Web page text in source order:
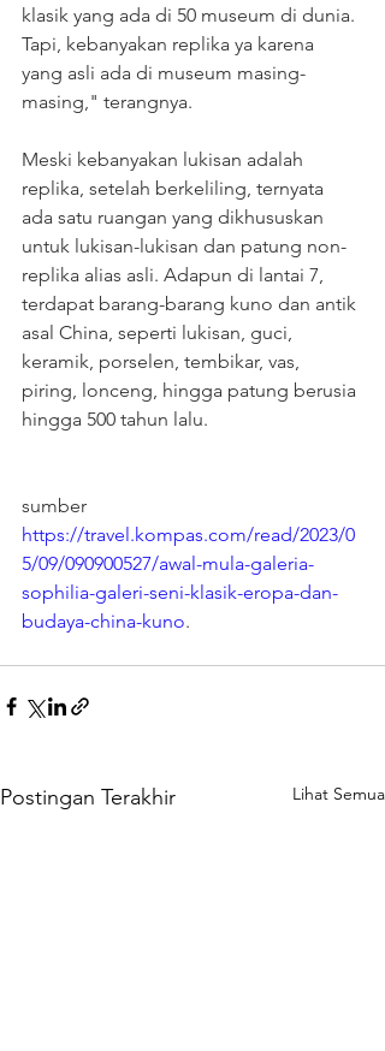
klasik yang ada di 50 museum di dunia.
Tapi, kebanyakan replika ya karena
yang asli ada di museum masing-
masing," terangnya.
Meski kebanyakan lukisan adalah
replika, setelah berkeliling, ternyata
ada satu ruangan yang dikhususkan
untuk lukisan-lukisan dan patung non-
replika alias asli. Adapun di lantai 7,
terdapat barang-barang kuno dan antik
asal China, seperti lukisan, guci,
keramik, porselen, tembikar, vas,
piring, lonceng, hingga patung berusia
hingga 500 tahun lalu.
sumber
https://travel.kompas.com/read/2023/0
5/09/090900527/awal-mula-galeria-
sophilia-galeri-seni-klasik-eropa-dan-
budaya-china-kuno.
Postingan Terakhir Lihat Semua